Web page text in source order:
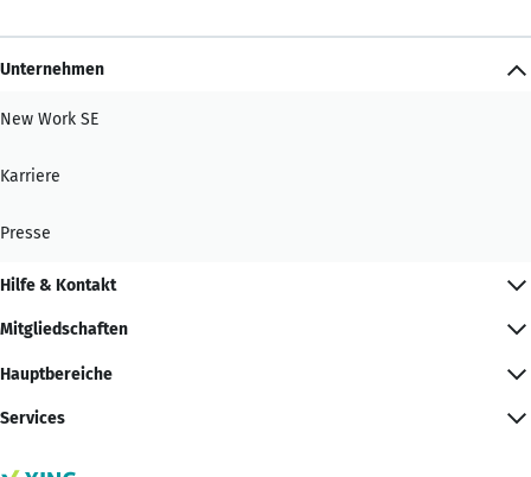
Unternehmen
New Work SE
Karriere
Presse
Hilfe & Kontakt
Mitgliedschaften
Hauptbereiche
Services